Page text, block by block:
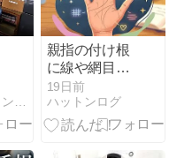
親指の付け根
に線や網目が
ある？「金星
丘」で読み解
くあなたの魅
19日前
ハットンログ